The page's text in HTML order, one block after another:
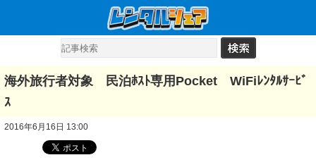
海外旅行者対象 民泊ﾎｽﾄ専用Pocket WiFiﾚﾝﾀﾙｻｰﾋﾞ
ｽ
2016年6月16日 13:00